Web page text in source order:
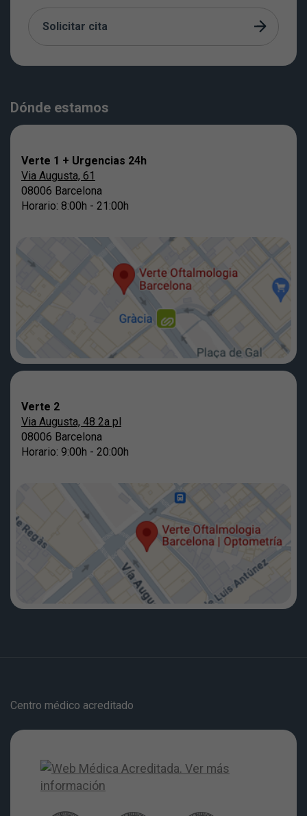
Solicitar cita
Dónde estamos
Verte 1 + Urgencias 24h
Via Augusta, 61
08006 Barcelona
Horario: 8:00h - 21:00h
Verte 2
Via Augusta, 48 2a pl
08006 Barcelona
Horario: 9:00h - 20:00h
Centro médico acreditado